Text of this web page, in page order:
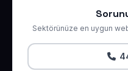
Sektörünüze en uygun